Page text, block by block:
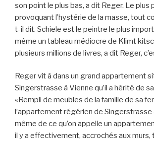
son point le plus bas, a dit Reger. Le plus
provoquant l’hystérie de la masse, tout
t-il dit. Schiele est le peintre le plus
même un tableau médiocre de Klimt
plusieurs millions de livres, a dit Reger,
Reger vit à dans un grand appartement
Singerstrasse à Vienne qu’il a hérité de
«Rempli de meubles de la famille de sa
l’appartement régérien de
même de ce qu’on appelle un
il y a effectivement, accrochés aux murs,